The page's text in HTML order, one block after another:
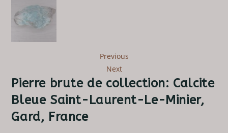
Previous
Next
Pierre brute de collection: Calcite
Bleue Saint-Laurent-Le-Minier,
Gard, France